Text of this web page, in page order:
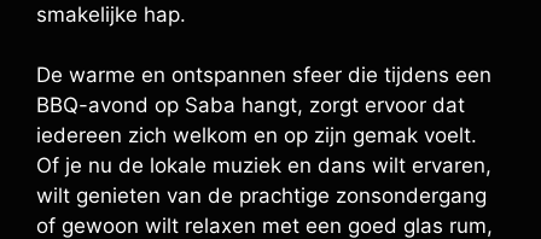
smakelijke hap.
De warme en ontspannen sfeer die tijdens een
BBQ-avond op Saba hangt, zorgt ervoor dat
iedereen zich welkom en op zijn gemak voelt.
Of je nu de lokale muziek en dans wilt ervaren,
wilt genieten van de prachtige zonsondergang
of gewoon wilt relaxen met een goed glas rum,